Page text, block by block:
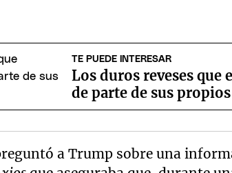
TE PUEDE INTERESAR
Los duros reveses que
de parte de sus
a Trump sobre una